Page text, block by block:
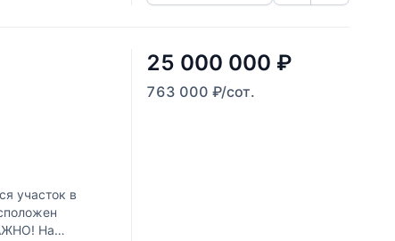
участок в
На
25 000 000 ₽
763 000 ₽/сот.